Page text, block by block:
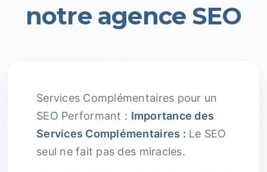
notre agence SEO
Services Complémentaires pour un
SEO Performant : Importance des
Services Complémentaires : Le SEO
seul ne fait pas des miracles.